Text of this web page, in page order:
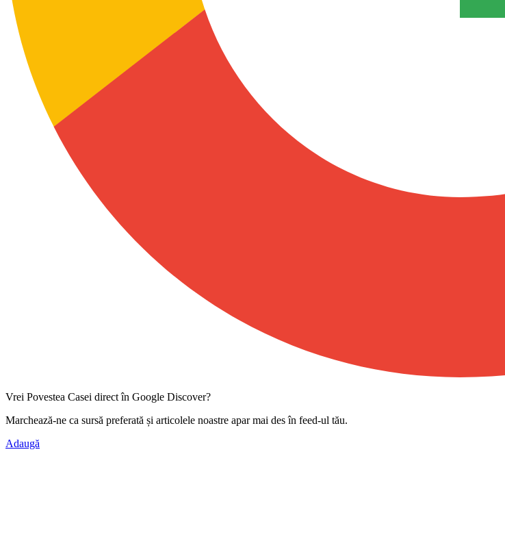
Vrei Povestea Casei direct în Google Discover?
Marchează-ne ca sursă preferată și articolele noastre apar mai des în feed-ul tău.
Adaugă